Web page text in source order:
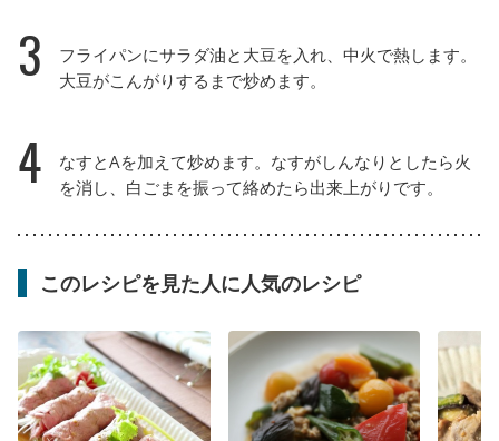
3
フライパンにサラダ油と大豆を入れ、中火で熱します。
大豆がこんがりするまで炒めます。
4
なすとAを加えて炒めます。なすがしんなりとしたら火
を消し、白ごまを振って絡めたら出来上がりです。
このレシピを見た人に人気のレシピ